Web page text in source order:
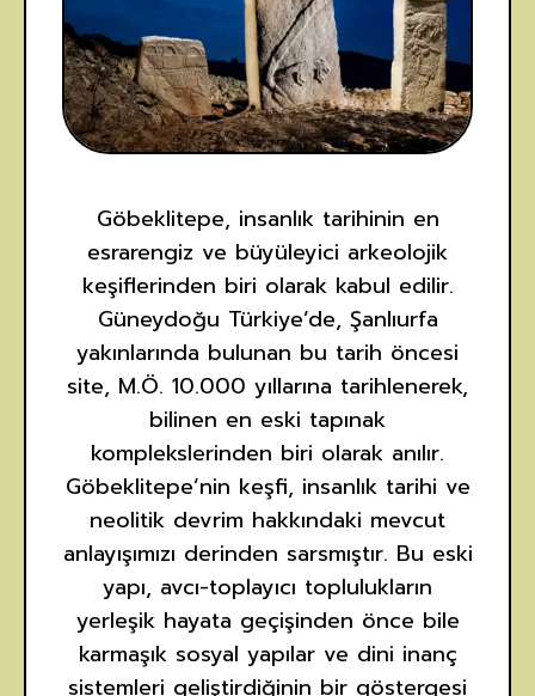
Göbeklitepe, insanlık tarihinin en
esrarengiz ve büyüleyici arkeolojik
keşiflerinden biri olarak kabul edilir.
Güneydoğu Türkiye’de, Şanlıurfa
yakınlarında bulunan bu tarih öncesi
site, M.Ö. 10.000 yıllarına tarihlenerek,
bilinen en eski tapınak
komplekslerinden biri olarak anılır.
Göbeklitepe’nin keşfi, insanlık tarihi ve
neolitik devrim hakkındaki mevcut
anlayışımızı derinden sarsmıştır. Bu eski
yapı, avcı-toplayıcı toplulukların
yerleşik hayata geçişinden önce bile
karmaşık sosyal yapılar ve dini inanç
sistemleri geliştirdiğinin bir göstergesi